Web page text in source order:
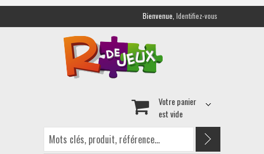
Bienvenue, Identifiez-vous
Votre panier
est vide